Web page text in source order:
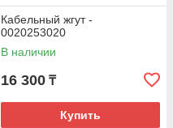
Кабельный жгут -
0020253020
В наличии
16 300 ₸
Купить